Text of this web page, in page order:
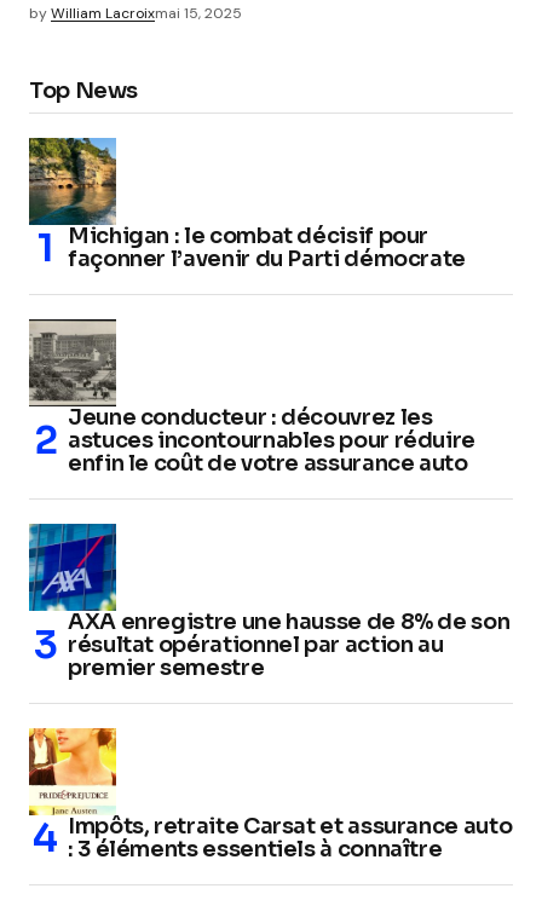
byWilliam Lacroixmai 15, 2025
Top News
Michigan : le combat décisif pour
façonner l’avenir du Parti démocrate
Jeune conducteur : découvrez les
astuces incontournables pour réduire
enfin le coût de votre assurance auto
AXA enregistre une hausse de 8% de son
résultat opérationnel par action au
premier semestre
Impôts, retraite Carsat et assurance auto
: 3 éléments essentiels à connaître